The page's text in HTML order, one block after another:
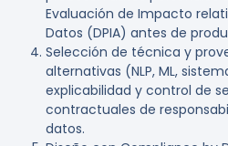
Evaluación de Impacto
Datos (DPIA) antes de
Selección de técnica y
alternativas (NLP, ML,
explicabilidad y control de
contractuales de
datos.